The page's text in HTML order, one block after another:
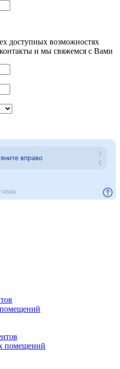
доступных возможностях
и мы свяжемся с Вами
помещений